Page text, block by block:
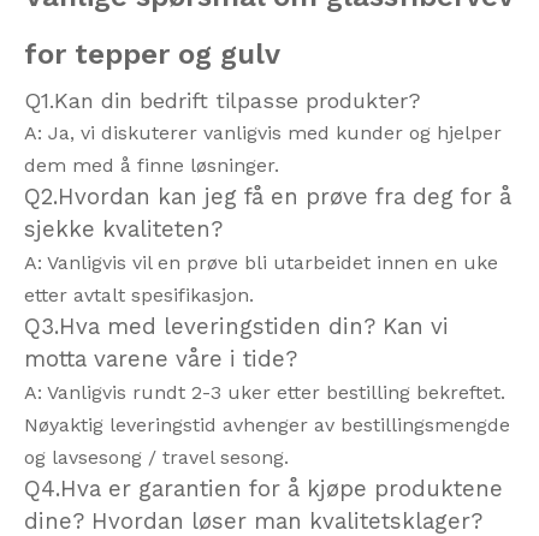
for tepper og gulv
Q1.Kan din bedrift tilpasse produkter?
A: Ja, vi diskuterer vanligvis med kunder og hjelper
dem med å finne løsninger.
Q2.Hvordan kan jeg få en prøve fra deg for å
sjekke kvaliteten?
A: Vanligvis vil en prøve bli utarbeidet innen en uke
etter avtalt spesifikasjon.
Q3.Hva med leveringstiden din? Kan vi
motta varene våre i tide?
A: Vanligvis rundt 2-3 uker etter bestilling bekreftet.
Nøyaktig leveringstid avhenger av bestillingsmengde
og lavsesong / travel sesong.
Q4.Hva er garantien for å kjøpe produktene
dine? Hvordan løser man kvalitetsklager?